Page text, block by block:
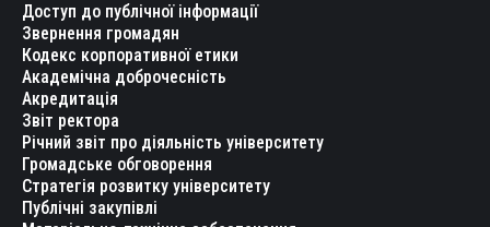
Доступ до публічної інформації
Звернення громадян
Кодекс корпоративної етики
Академічна доброчесність
Акредитація
Звіт ректора
Річний звіт про діяльність університету
Громадське обговорення
Стратегія розвитку університету
Публічні закупівлі